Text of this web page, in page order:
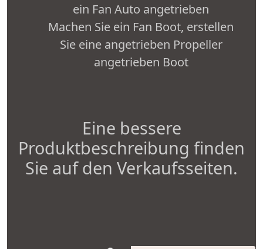
ein Fan Auto angetrieben
Machen Sie ein Fan Boot, erstellen
Sie eine angetrieben Propeller
angetrieben Boot
Eine bessere
Produktbeschreibung finden
Sie auf den Verkaufsseiten.